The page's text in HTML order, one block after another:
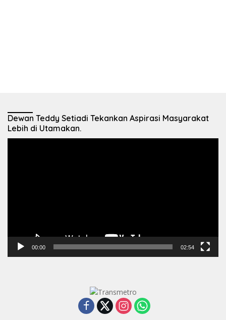
Dewan Teddy Setiadi Tekankan Aspirasi Masyarakat
Lebih di Utamakan.
00:00 02:54